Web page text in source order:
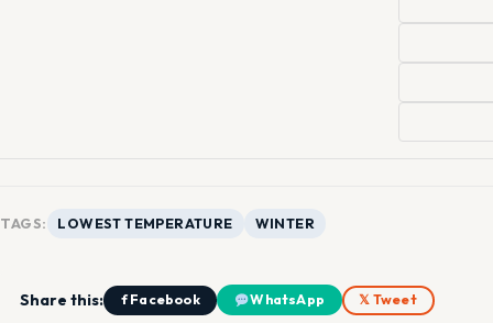
TAGS: LOWEST TEMPERATURE WINTER
Share this: f Facebook WhatsApp 𝕏 Tweet